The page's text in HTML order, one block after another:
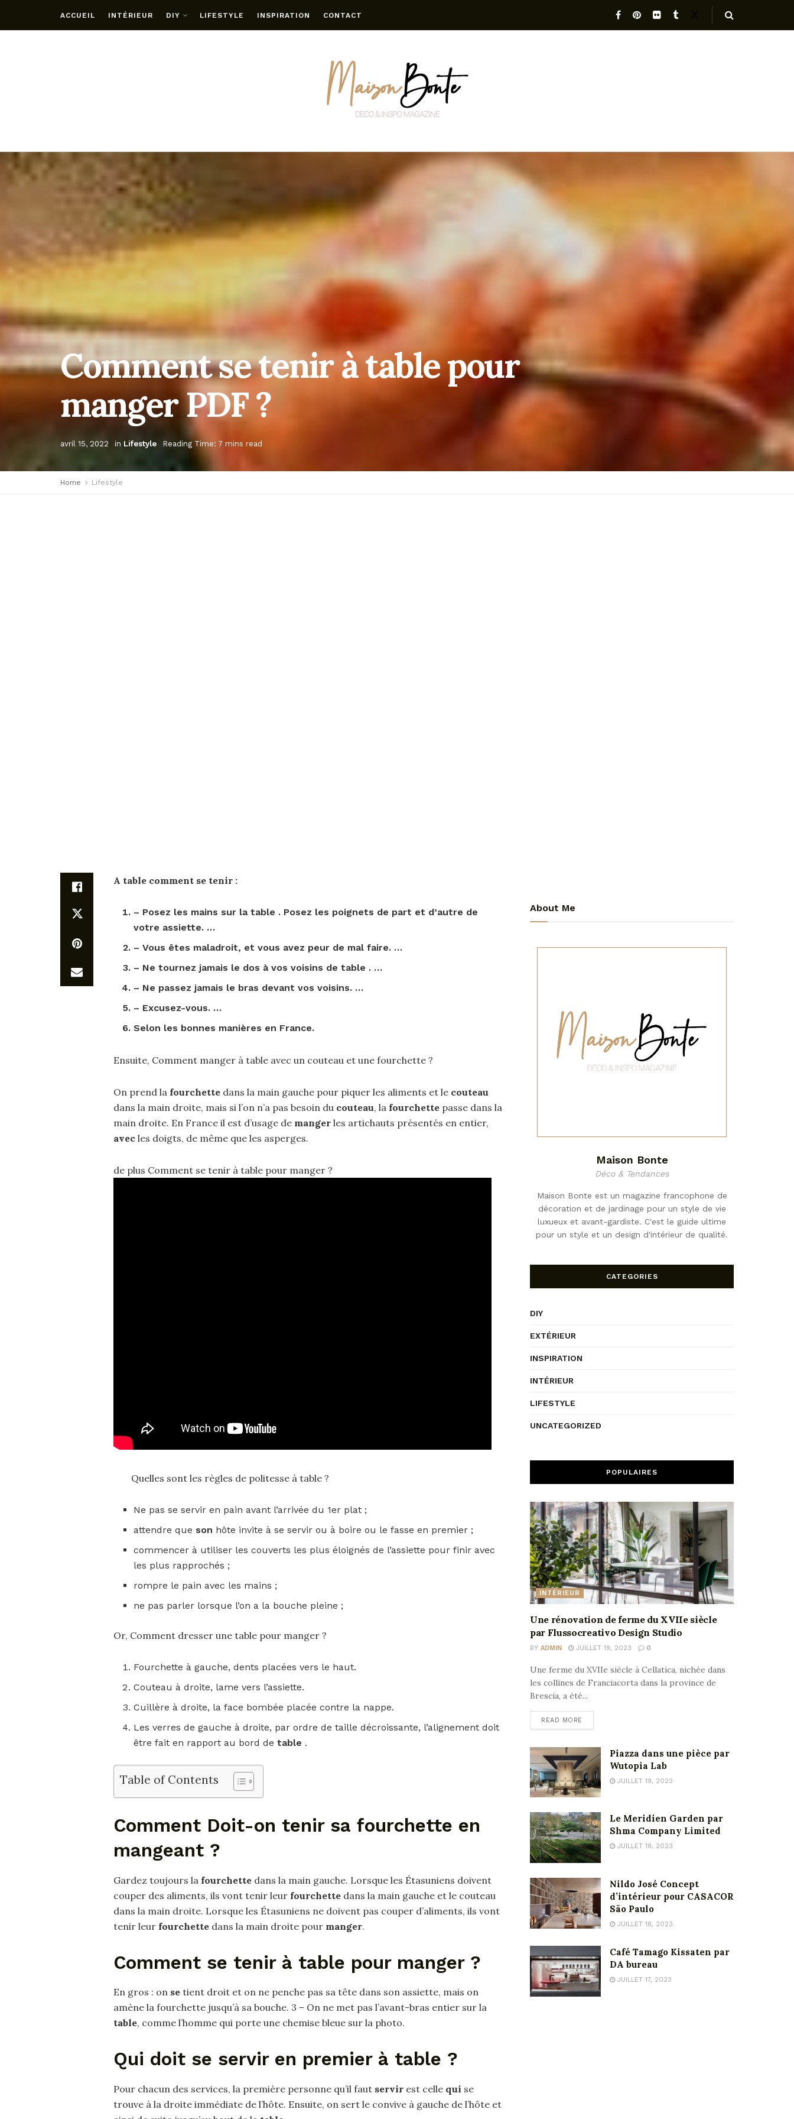
ACCUEIL INTÉRIEUR DIY LIFESTYLE INSPIRATION CONTACT
Comment se tenir à table pour
manger PDF ?
avril 15, 2022 in Lifestyle Reading Time: 7 mins read
Home Lifestyle
A table comment se tenir :
– Posez les mains sur latable . Posez les poignets de part et d’autre de
votre assiette. …
– Vous êtes maladroit, et vous avez peur de mal faire. …
– Ne tournez jamais le dos àvos voisins detable . …
– Ne passez jamais le bras devant vos voisins. …
– Excusez-vous. …
Selon les bonnes manières en France.
Ensuite, Comment manger à table avec un couteau et une fourchette ?
On prend la fourchette dans la main gauche pour piquer les aliments et le couteau
dans la main droite, mais si l’on n’a pas besoin du couteau, la fourchette passe dans la
main droite. En France il est d’usage de manger les artichauts présentés en entier,
avec les doigts, de même que les asperges.
de plus Comment se tenir à table pour manger ?
Quelles sont les règles de politesse à table ?
Ne pas se servir en pain avant l’arrivée du 1er plat ;
attendre que son hôte invite à se servir ou à boire ou le fasse en premier ;
commencer à utiliser les couverts les plus éloignés de l’assiette pour finir avec
les plus rapprochés ;
rompre le pain avec les mains ;
ne pas parler lorsque l’on a la bouche pleine ;
Or, Comment dresser une table pour manger ?
Fourchette à gauche, dents placées vers le haut.
Couteau à droite, lame vers l’assiette.
Cuillère à droite, la face bombée placée contre la nappe.
Les verres de gauche à droite, par ordre de taille décroissante, l’alignement doit
être fait en rapport au bord detable .
Table of Contents
Comment Doit-on tenir sa fourchette en
mangeant ?
Gardez toujours la fourchette dans la main gauche. Lorsque les Étasuniens doivent
couper des aliments, ils vont tenir leur fourchette dans la main gauche et le couteau
dans la main droite. Lorsque les Étasuniens ne doivent pas couper d’aliments, ils vont
tenir leur fourchette dans la main droite pour manger.
Comment se tenir à table pour manger ?
En gros : on se tient droit et on ne penche pas sa tête dans son assiette, mais on
amène la fourchette jusqu’à sa bouche. 3 – On ne met pas l’avant-bras entier sur la
table, comme l’homme qui porte une chemise bleue sur la photo.
Qui doit se servir en premier à table ?
Pour chacun des services, la première personne qu’il faut servir est celle qui se
trouve à la droite immédiate de l’hôte. Ensuite, on sert le convive à gauche de l’hôte et
About Me
Maison Bonte
Déco & Tendances
Maison Bonte est un magazine francophone de
décoration et de jardinage pour un style de vie
luxueux et avant-gardiste. C'est le guide ultime
pour un style et un design d'intérieur de qualité.
CATEGORIES
DIY
EXTÉRIEUR
INSPIRATION
INTÉRIEUR
LIFESTYLE
UNCATEGORIZED
POPULAIRES
INTÉRIEUR
Une rénovation de ferme du XVIIe siècle
par Flussocreativo Design Studio
BY ADMIN JUILLET 19, 2023 0
Une ferme du XVIIe siècle à Cellatica, nichée dans
les collines de Franciacorta dans la province de
Brescia, a été...
READ MORE
Piazza dans une pièce par
Wutopia Lab
JUILLET 19, 2023
Le Meridien Garden par
Shma Company Limited
JUILLET 18, 2023
Nildo José Concept
d’intérieur pour CASACOR
São Paulo
JUILLET 18, 2023
Café Tamago Kissaten par
DA bureau
JUILLET 17, 2023